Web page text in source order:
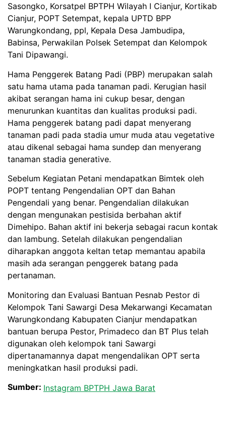
Sasongko, Korsatpel BPTPH Wilayah I Cianjur, Kortikab
Cianjur, POPT Setempat, kepala UPTD BPP
Warungkondang, ppl, Kepala Desa Jambudipa,
Babinsa, Perwakilan Polsek Setempat dan Kelompok
Tani Dipawangi.
Hama Penggerek Batang Padi (PBP) merupakan salah
satu hama utama pada tanaman padi. Kerugian hasil
akibat serangan hama ini cukup besar, dengan
menurunkan kuantitas dan kualitas produksi padi.
Hama penggerek batang padi dapat menyerang
tanaman padi pada stadia umur muda atau vegetative
atau dikenal sebagai hama sundep dan menyerang
tanaman stadia generative.
Sebelum Kegiatan Petani mendapatkan Bimtek oleh
POPT tentang Pengendalian OPT dan Bahan
Pengendali yang benar. Pengendalian dilakukan
dengan mengunakan pestisida berbahan aktif
Dimehipo. Bahan aktif ini bekerja sebagai racun kontak
dan lambung. Setelah dilakukan pengendalian
diharapkan anggota keltan tetap memantau apabila
masih ada serangan penggerek batang pada
pertanaman.
Monitoring dan Evaluasi Bantuan Pesnab Pestor di
Kelompok Tani Sawargi Desa Mekarwangi Kecamatan
Warungkondang Kabupaten Cianjur mendapatkan
bantuan berupa Pestor, Primadeco dan BT Plus telah
digunakan oleh kelompok tani Sawargi
dipertanamannya dapat mengendalikan OPT serta
meningkatkan hasil produksi padi.
Sumber: Instagram BPTPH Jawa Barat